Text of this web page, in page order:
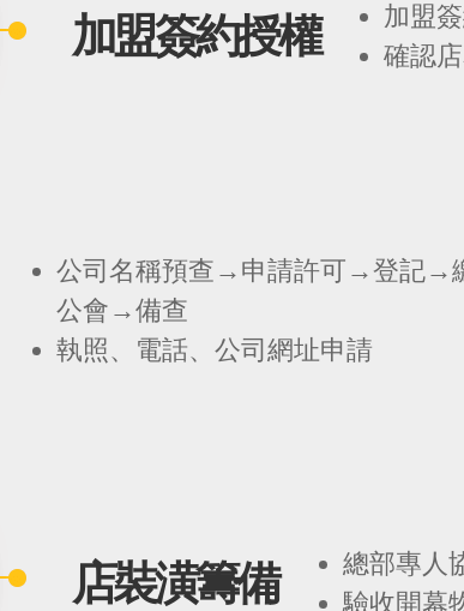
加盟簽約授權
加盟
確認
公司名稱預查→申請許可→登記→
公會→備查
執照、電話、公司網址申請
店裝潢籌備
總部專人
驗收開幕